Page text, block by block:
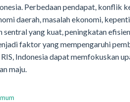
Perbedaan pendapat, konflik
daerah, masalah ekonomi,
sentral yang kuat, peningkatan
faktor yang mempengaruhi
Indonesia dapat memfokuskan
maju.